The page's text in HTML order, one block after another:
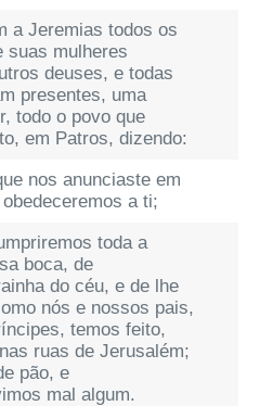
a Jeremias todos os
suas mulheres
deuses, e todas
presentes, uma
todo o povo que
em Patros, dizendo:
nos anunciaste em
a ti;
toda a
boca, de
do céu, e de lhe
nós e nossos pais,
temos feito,
ruas de Jerusalém;
pão, e
mal algum.